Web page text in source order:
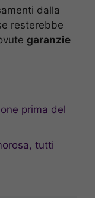
dalla
resterebbe
garanzie
prima del
tutti